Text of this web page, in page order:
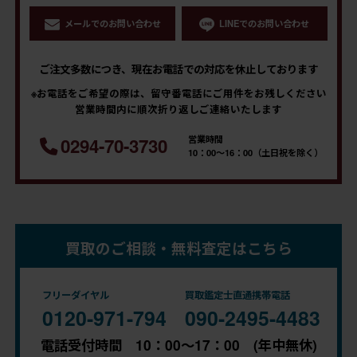
メールでのお問い合わせ LINEでのお問い合わせ
ご注文多数につき、現在お電話での対応を休止しております
※お電話をご希望の際は、留守番電話にご用件をお残しください
営業時間内に順次折り返しご連絡いたします
0294-70-3730
営業時間
10：00～16：00（土日祝を除く）
買取のご相談・無料査定はこちら
フリーダイヤル
0120-971-794
買取鑑定士直通携帯電話
090-2495-4483
電話受付時間 10：00～17：00 (年中無休)